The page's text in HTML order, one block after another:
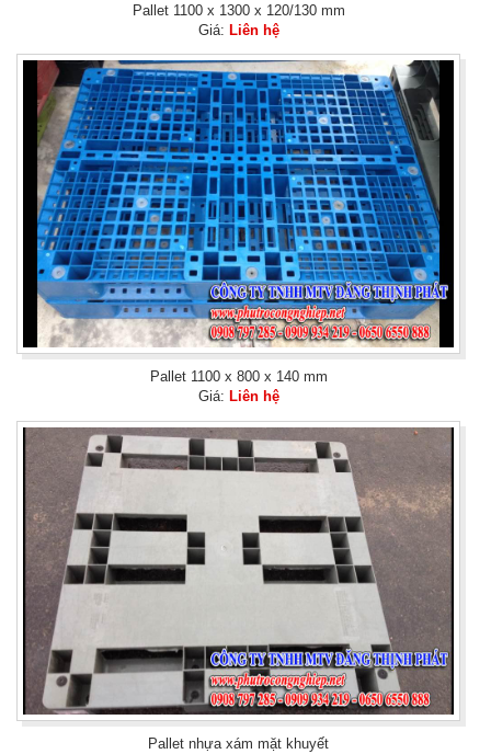
Pallet 1100 x 1300 x 120/130 mm
Giá: Liên hệ
Phù hợp cho việc lưu kho và những kiện hàng có kích
thước nhỏ, Hàng nhập giá rẽ chỉ = 50% giá mới,...
Pallet 1100 x 800 x 140 mm
Giá: Liên hệ
Pallet nhựa xám mặt khuyết